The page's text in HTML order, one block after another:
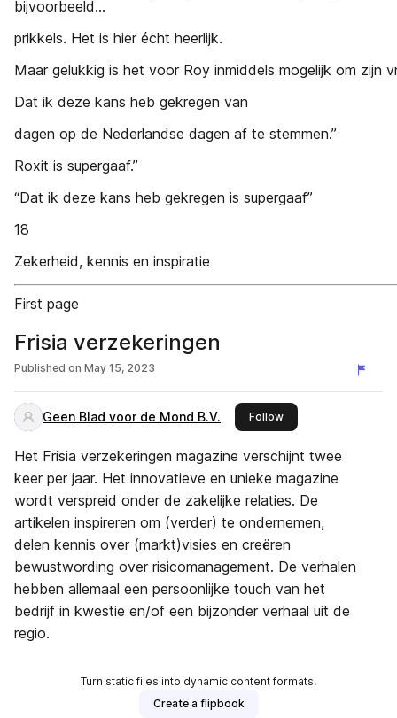
bijvoorbeeld...
prikkels. Het is hier écht heerlijk.
Maar gelukkig is het voor Roy inmiddels mogelijk om zijn
Dat ik deze kans heb gekregen van
dagen op de Nederlandse dagen af te stemmen.”
Roxit is supergaaf.”
“Dat ik deze kans heb gekregen is supergaaf”
18
Zekerheid, kennis en inspiratie
First page
Frisia verzekeringen
Published on May 15, 2023
Geen Blad voor de Mond B.V. Followthis publisher
Het Frisia verzekeringen magazine verschijnt twee
keer per jaar. Het innovatieve en unieke magazine
wordt verspreid onder de zakelijke relaties. De
artikelen inspireren om (verder) te ondernemen,
delen kennis over (markt)visies en creëren
bewustwording over risicomanagement. De verhalen
hebben allemaal een persoonlijke touch van het
bedrijf in kwestie en/of een bijzonder verhaal uit de
regio.
Turn static files into dynamic content formats.
Create a flipbook